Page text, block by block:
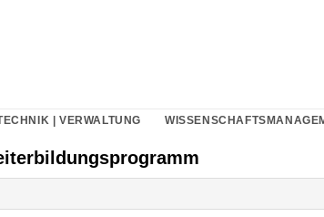
| VERWALTUNG